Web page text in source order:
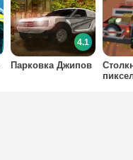
Парковка Джипов
4.1